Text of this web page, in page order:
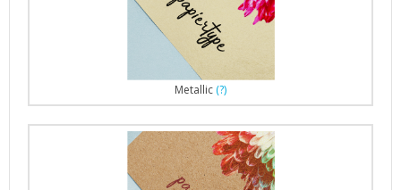
Metallic (?)